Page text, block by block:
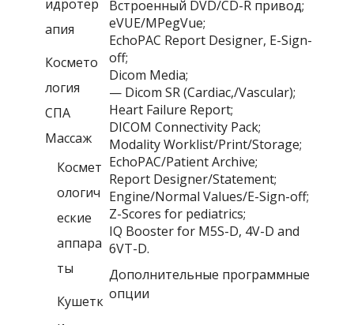
идротер
апия
Космето
логия
СПА
Массаж
Космет
ологич
еские
аппара
ты
Кушетк
Встроенный DVD/CD-R привод;
eVUE/MPegVue;
EchoPAC Report Designer, E-Sign-
off;
Dicom Media;
— Dicom SR(Cardiac,/Vascular);
Heart Failure Report;
DICOM Connectivity Pack;
Modality Worklist/Print/Storage;
EchoPAC/Patient Archive;
Report Designer/Statement;
Engine/Normal Values/E-Sign-off;
Z-Scores for pediatrics;
IQ Booster for M5S-D, 4V-D and
6VT-D.
Дополнительные программные
опции